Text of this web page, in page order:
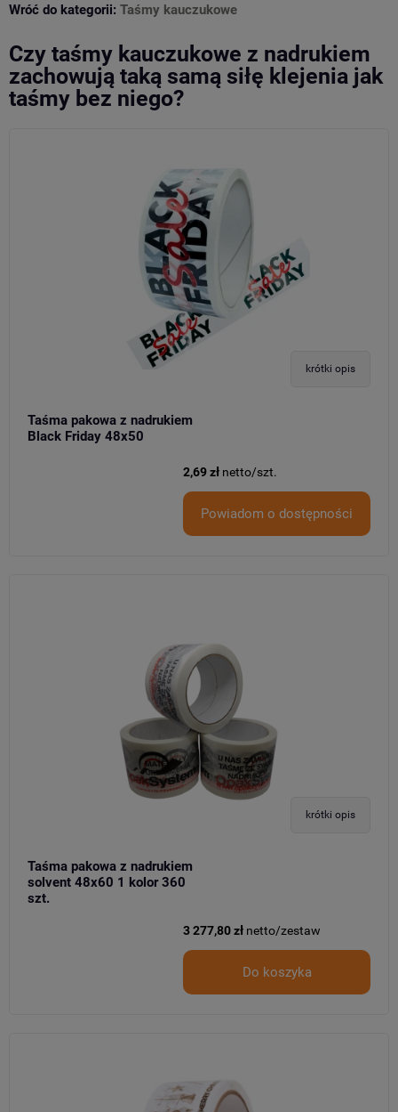
Wróć do kategorii: Taśmy kauczukowe
Czy taśmy kauczukowe z nadrukiem
zachowują taką samą siłę klejenia jak
taśmy bez niego?
krótki opis
Taśma pakowa z nadrukiem
Black Friday 48x50
2,69 zł netto/szt.
Powiadom o dostępności
krótki opis
Taśma pakowa z nadrukiem
solvent 48x60 1 kolor 360
szt.
3 277,80 zł netto/zestaw
Do koszyka